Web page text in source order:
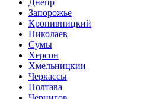
Днепр
Запорожье
Кропивницкий
Николаев
Сумы
Херсон
Хмельницкии
Черкассы
Полтава